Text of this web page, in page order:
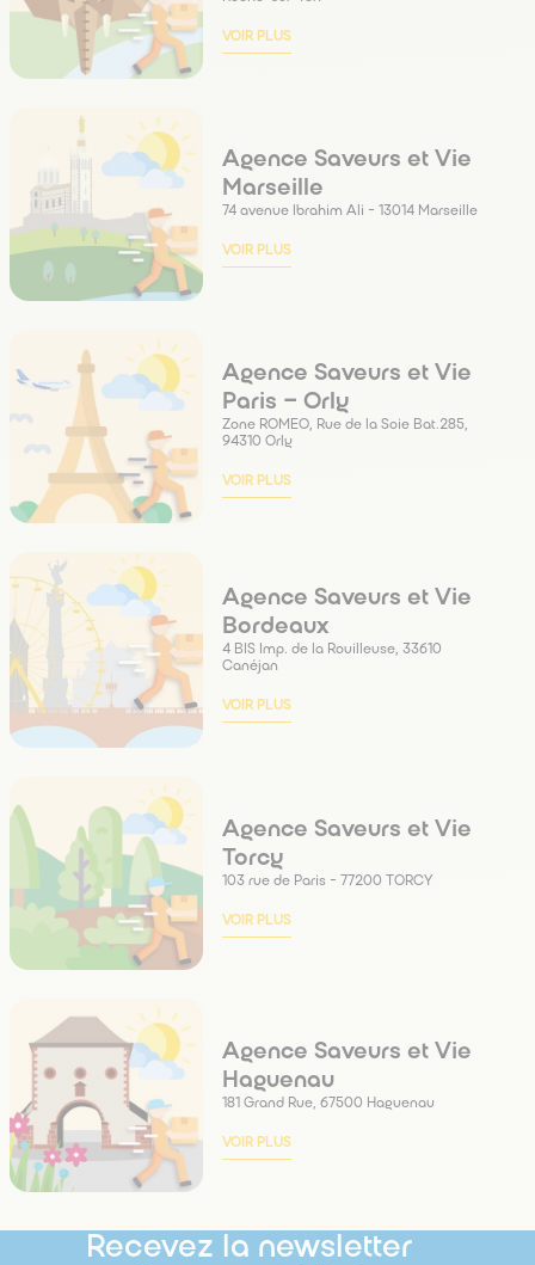
Notre personnel qualifié prend le temps
d’écouter vos retours sur les repas précédents
et transmet ces informations à l’équipe de
chargés de relation client qui est en contact
personnalisé.
VOIR PLUS
Agence Saveurs et Vie
Marseille
74 avenue Ibrahim Ali - 13014 Marseille
VOIR PLUS
Agence Saveurs et Vie
Paris – Orly
Zone ROMEO, Rue de la Soie Bat.285,
94310 Orly
VOIR PLUS
Agence Saveurs et Vie
Bordeaux
4 BIS Imp. de la Rouilleuse, 33610
Canéjan
VOIR PLUS
Agence Saveurs et Vie
Torcy
103 rue de Paris - 77200 TORCY
VOIR PLUS
Agence Saveurs et Vie
Haguenau
181 Grand Rue, 67500 Haguenau
VOIR PLUS
Recevez la newsletter